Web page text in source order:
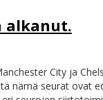
alkanut.
City ja
nämä seurat ovat